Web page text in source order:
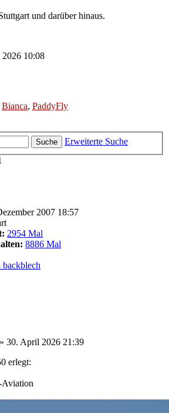
und darüber hinaus.
10:08
Bianca, PaddyFly
Suche
Erweiterte Suche
2007 18:57
2954 Mal
8886 Mal
» 30. April 2026 21:39
erlegt: